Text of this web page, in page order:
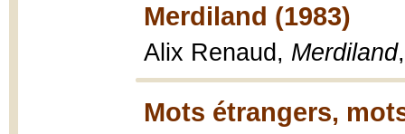
Merdiland (1983)
Alix Renaud, Merdiland
Mots étrangers,